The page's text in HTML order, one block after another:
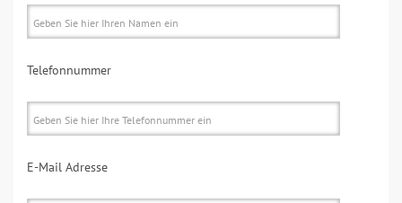
Telefonnummer
E-Mail Adresse